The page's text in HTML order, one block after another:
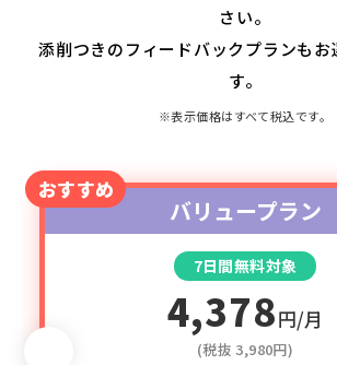
さい。
添削つきのフィードバックプランもお
す。
※表示価格はすべて税込です。
おすすめ
バリュープラン
7日間無料対象
4,378円/月
(税抜 3,980円)